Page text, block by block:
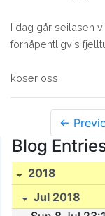
I dag går seilasen
forhåpentligvis
koser oss
←
Blog
2018
Jul 2018